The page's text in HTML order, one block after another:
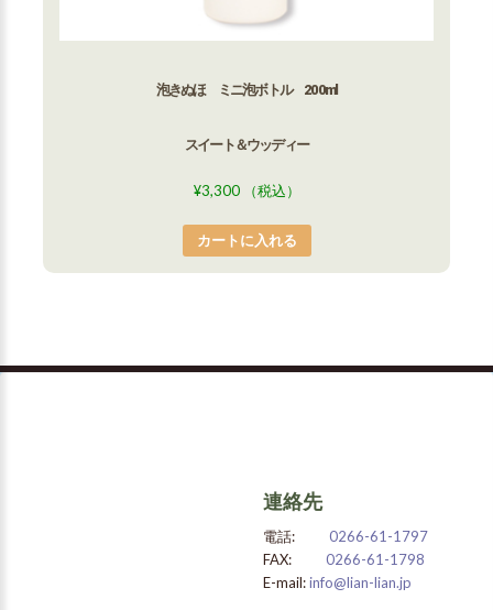
泡きぬほ ミニ泡ボトル 200ml
スイート＆ウッディー
¥3,300 （税込）
カートに入れる
連絡先
電話:
0266-61-1797
FAX:
0266-61-1798
E-mail:info@lian-lian.jp